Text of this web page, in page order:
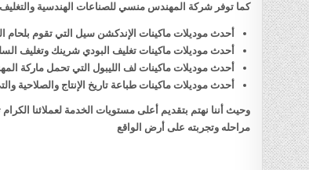
كما توفر شركة المهندس منسي للصناعات الهندسية
أحدث موديلات ماكينات الإندكشن سيل التي تقوم بلحام
أحدث موديلات ماكينات تغليف البودي شرينك وتغليف
أحدث موديلات ماكينات لف الليبول التي تحمل ماركة
أحدث موديلات ماكينات طباعة تاريخ الإنتاج والصلاحية
وحيث أننا نهتم بتقديم أعلى مستويات الخدمة لعملائنا
مراحله وتجربته على أرض الواقع